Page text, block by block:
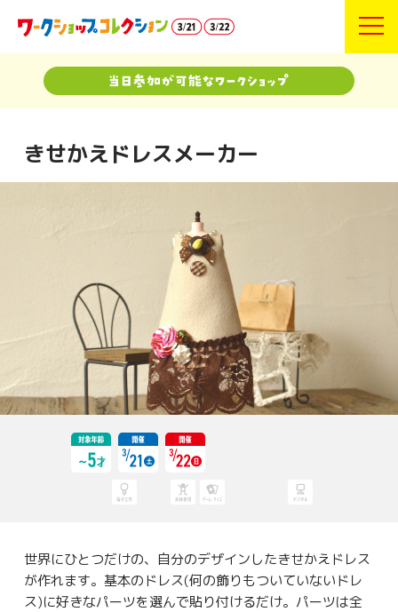
きせかえドレスメーカー
世界にひとつだけの、自分のデザインしたきせかえドレス
が作れます。基本のドレス(何の飾りもついていないドレ
ス)に好きなパーツを選んで貼り付けるだけ。パーツは全